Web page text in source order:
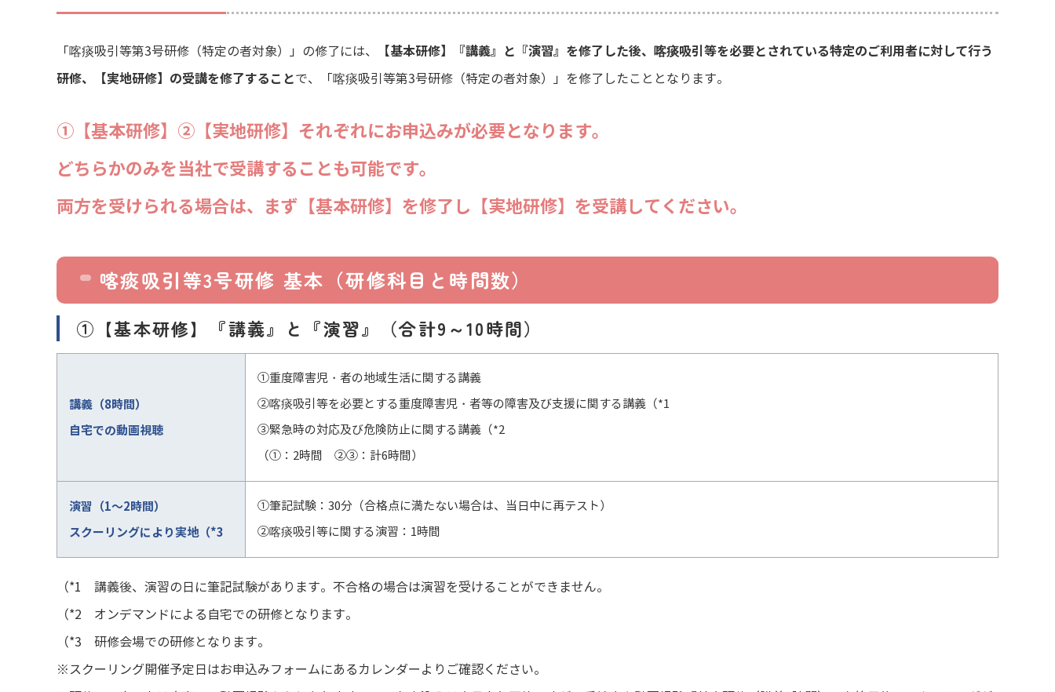
「喀痰吸引等第3号研修（特定の者対象）」の修了には、
【基本研修】『講義』と『演習』を修了した後、喀痰吸引等を必要とされている特定のご利用者に対して行う
研修、【実地研修】の受講を修了することで、「喀痰吸引等第3号研修（特定の者対象）」を修了したこととなります。
①【基本研修】②【実地研修】それぞれにお申込みが必要となります。
どちらかのみを当社で受講することも可能です。
両方を受けられる場合は、まず【基本研修】を修了し【実地研修】を受講してください。
喀痰吸引等3号研修 基本（研修科目と時間数）
①【基本研修】『講義』と『演習』（合計9～10時間）
講義（8時間）
自宅での動画視聴
①重度障害児・者の地域生活に関する講義
②喀痰吸引等を必要とする重度障害児・者等の障害及び支援に関する講義（*1
③緊急時の対応及び危険防止に関する講義（*2
（①：2時間 ②③：計6時間）
演習（1～2時間）
スクーリングにより実地（*3
①筆記試験：30分（合格点に満たない場合は、当日中に再テスト）
②喀痰吸引等に関する演習：1時間
（*1 講義後、演習の日に筆記試験があります。不合格の場合は演習を受けることができません。
（*2 オンデマンドによる自宅での研修となります。
（*3 研修会場での研修となります。
※スクーリング開催予定日はお申込みフォームにあるカレンダーよりご確認ください。